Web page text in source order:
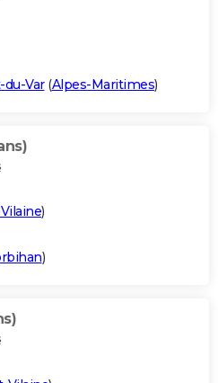
Var(Alpes-Maritimes)
)
)